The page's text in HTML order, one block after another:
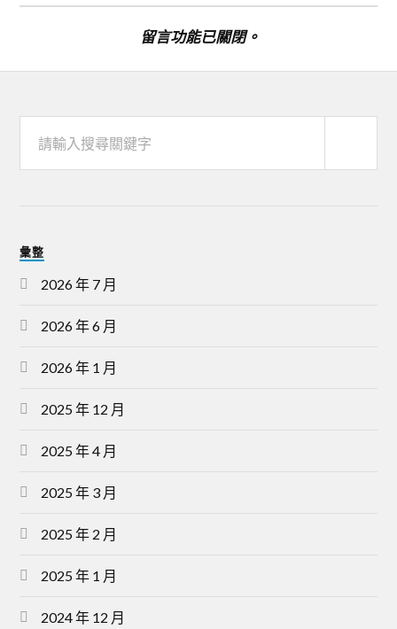
留言功能已關閉。
彙整
2026 年 7 月
2026 年 6 月
2026 年 1 月
2025 年 12 月
2025 年 4 月
2025 年 3 月
2025 年 2 月
2025 年 1 月
2024 年 12 月